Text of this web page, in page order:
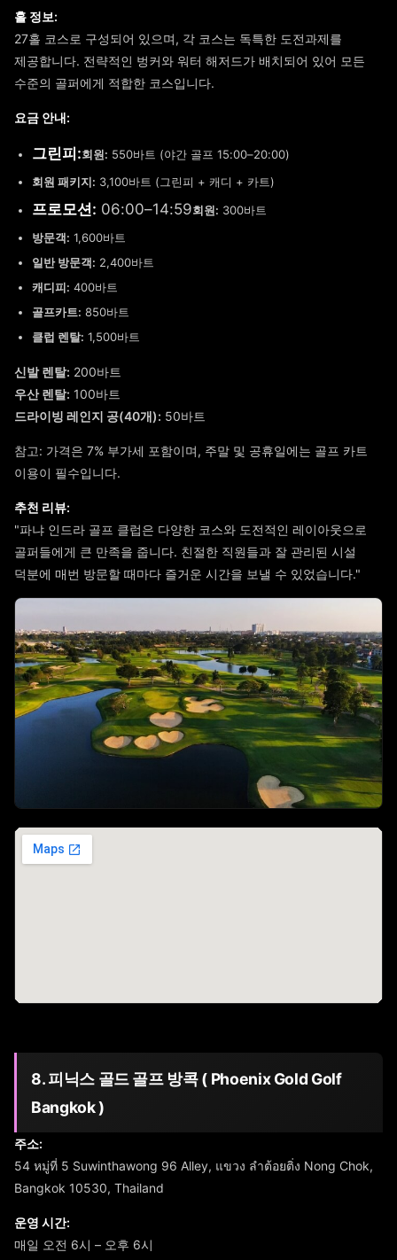
홀 정보:
27홀 코스로 구성되어 있으며, 각 코스는 독특한 도전과제를
제공합니다. 전략적인 벙커와 워터 해저드가 배치되어 있어 모든
수준의 골퍼에게 적합한 코스입니다.
요금 안내:
그린피:회원: 550바트 (야간 골프 15:00–20:00)
회원 패키지: 3,100바트 (그린피 + 캐디 + 카트)
프로모션: 06:00–14:59회원: 300바트
방문객: 1,600바트
일반 방문객: 2,400바트
캐디피: 400바트
골프카트: 850바트
클럽 렌탈: 1,500바트
신발 렌탈: 200바트
우산 렌탈: 100바트
드라이빙 레인지 공(40개): 50바트
참고: 가격은 7% 부가세 포함이며, 주말 및 공휴일에는 골프 카트
이용이 필수입니다.
추천 리뷰:
"파냐 인드라 골프 클럽은 다양한 코스와 도전적인 레이아웃으로
골퍼들에게 큰 만족을 줍니다. 친절한 직원들과 잘 관리된 시설
덕분에 매번 방문할 때마다 즐거운 시간을 보낼 수 있었습니다."
8. 피닉스 골드 골프 방콕 ( Phoenix Gold Golf
Bangkok )
주소:
54 หมู่ที่ 5 Suwinthawong 96 Alley, แขวง ลำต้อยติ่ง Nong Chok,
Bangkok 10530, Thailand
운영 시간:
매일 오전 6시 – 오후 6시